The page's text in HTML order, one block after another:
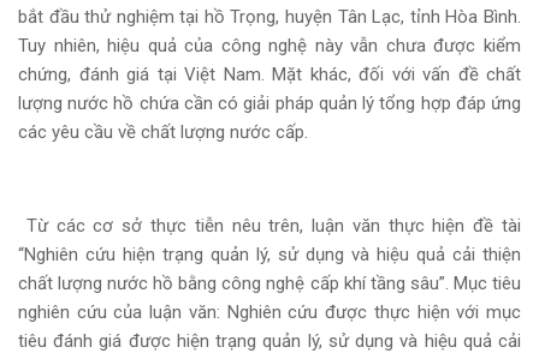
bắt đầu thử nghiệm tại hồ Trọng, huyện Tân Lạc, tỉnh Hòa Bình.
Tuy nhiên,hiệu quả của công nghệ này vẫn chưa được kiểm
chứng, đánh giá tại Việt Nam. Mặt khác, đối với vấn đề chất
lượng nước hồ chứa cần có giải pháp quản lý tổng hợp đáp ứng
các yêu cầu về chất lượng nước cấp.
Từ các cơ sở thực tiễn nêu trên, luận văn thực hiện đề tài
“Nghiên cứu hiện trạng quản lý, sử dụng và hiệu quả cải thiện
chất lượng nước hồ bằng công nghệ cấp khí tầng sâu”. Mục tiêu
nghiên cứu của luận văn: Nghiên cứu được thực hiện với mục
tiêu đánh giá được hiện trạng quản lý, sử dụng và hiệu quả cải